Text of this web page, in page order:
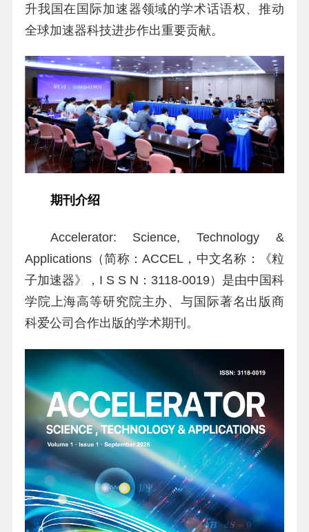
升我国在国际加速器领域的学术话语权、推动
全球加速器科技进步作出重要贡献。
期刊介绍
Accelerator: Science, Technology &
Applications（简称：ACCEL，中文名称：《粒
子加速器》，I S S N：3118-0019）是由中国科
学院上海高等研究院主办、与国际著名出版商
科爱公司合作出版的学术期刊。